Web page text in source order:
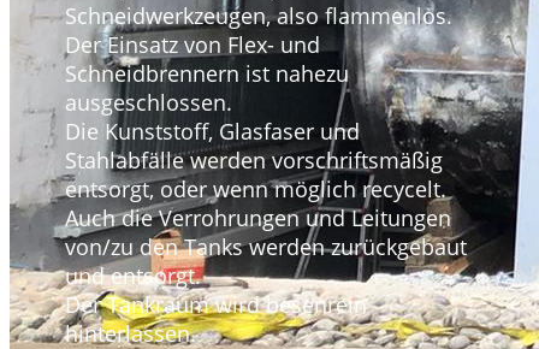
Schneidwerkzeugen, also flammenlos.
Der Einsatz von Flex- und
Schneidbrennern ist nahezu
ausgeschlossen.
Die Kunststoff, Glasfaser und
Stahlabfälle werden vorschriftsmäßig
entsorgt, oder wenn möglich recycelt.
Auch die Verrohrungen und Leitungen
von/zu den Tanks werden zurückgebaut
und entsorgt.
Der Tankraum wird besenrein
hinterlassen.